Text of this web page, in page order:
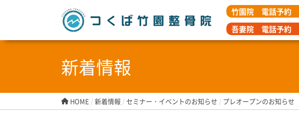
つくば市つくば竹
竹園院 電話予約
吾妻院 電話予約
新着情報
HOME /新着情報 /セミナー・イベントのお知らせ / プレオープンのお知らせ